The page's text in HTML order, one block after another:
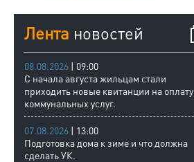
Лента новостей
08.08.2026 | 09:00
С начала августа жильцам стали
приходить новые квитанции на оплату
коммунальных услуг.
07.08.2026 | 13:00
Подготовка дома к зиме и что должна
сделать УК.